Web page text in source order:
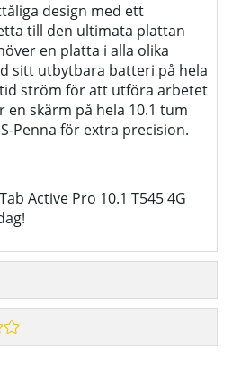
design med ett
till den ultimata plattan
en platta i alla olika
sitt utbytbara batteri på hela
ström för att utföra arbetet
en skärm på hela 10.1 tum
Penna för extra precision.
Active Pro 10.1 T545 4G